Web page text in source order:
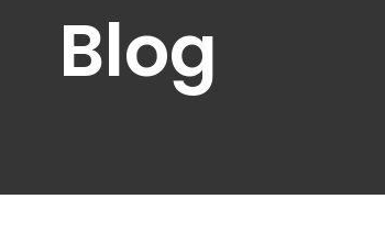
Blog